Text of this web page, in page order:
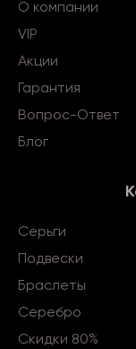
О компании
VIP
Акции
Гарантия
Вопрос-Ответ
Блог
Серьги
Подвески
Браслеты
Серебро
Скидки 80%